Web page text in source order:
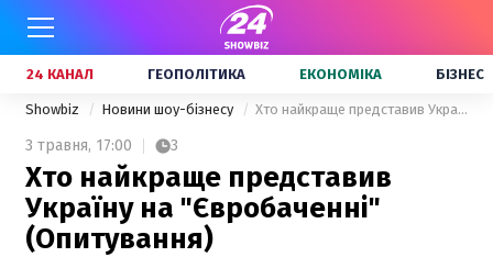
24 КАНАЛ ГЕОПОЛІТИКА ЕКОНОМІКА БІЗНЕС
Showbiz Новини шоу-бізнесу Хто найкраще представив Україну на "Євробаченні" (Опитування)
3 травня, 17:00 3
Хто найкраще представив
Україну на "Євробаченні"
(Опитування)